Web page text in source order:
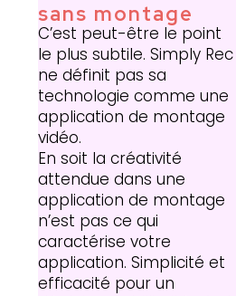
sans montage
C’est peut-être le point
le plus subtile. Simply Rec
ne définit pas sa
technologie comme une
application de montage
vidéo.
En soit la créativité
attendue dans une
application de montage
n’est pas ce qui
caractérise votre
application. Simplicité et
efficacité pour un